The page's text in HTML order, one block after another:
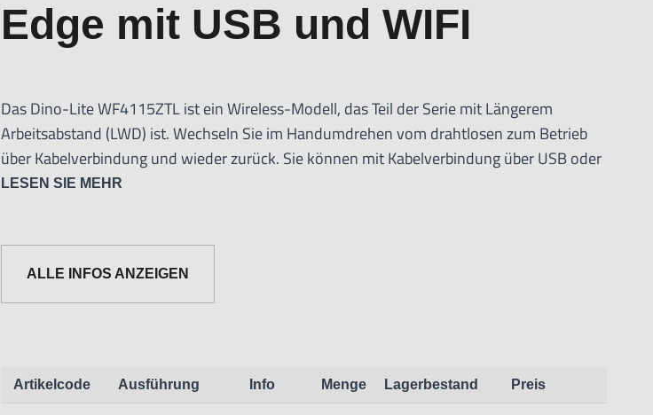
Edge mit USB und WIFI
Das Dino-Lite WF4115ZTL ist ein Wireless-Modell, das Teil der Serie mit Längerem
Arbeitsabstand (LWD) ist. Wechseln Sie im Handumdrehen vom drahtlosen zum Betrieb
über Kabelverbindung und wieder zurück. Sie können mit Kabelverbindung über USB oder
drahtlos mit dem aufsteckbaren WF-20 Drahtlos-Adapter arbeiten.
Die Hauptmerkmale des WF4115ZTL sind:
• 10-140-fache Vergrößerung
LESEN SIE MEHR
ALLE INFOS ANZEIGEN
Artikelcode Ausführung Info Menge Lagerbestand Preis